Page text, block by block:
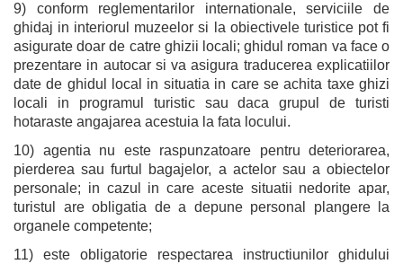
9) conform reglementarilor internationale, serviciile de
ghidaj in interiorul muzeelor si la obiectivele turistice pot fi
asigurate doar de catre ghizii locali; ghidul roman va face o
prezentare in autocar si va asigura traducerea explicatiilor
date de ghidul local in situatia in care se achita taxe ghizi
locali in programul turistic sau daca grupul de turisti
hotaraste angajarea acestuia la fata locului.
10) agentia nu este raspunzatoare pentru deteriorarea,
pierderea sau furtul bagajelor, a actelor sau a obiectelor
personale; in cazul in care aceste situatii nedorite apar,
turistul are obligatia de a depune personal plangere la
organele competente;
11) este obligatorie respectarea instructiunilor ghidului